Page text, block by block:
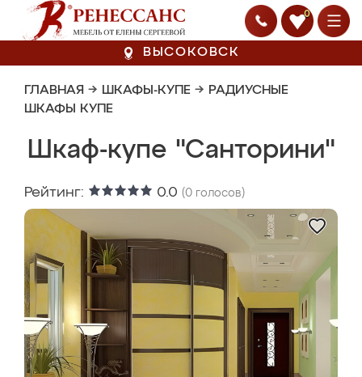
0
ВЫСОКОВСК
ГЛАВНАЯ → ШКАФЫ-КУПЕ → РАДИУСНЫЕ
ШКАФЫ КУПЕ
Шкаф-купе "Санторини"
Рейтинг: 0.0 (0 голосов)